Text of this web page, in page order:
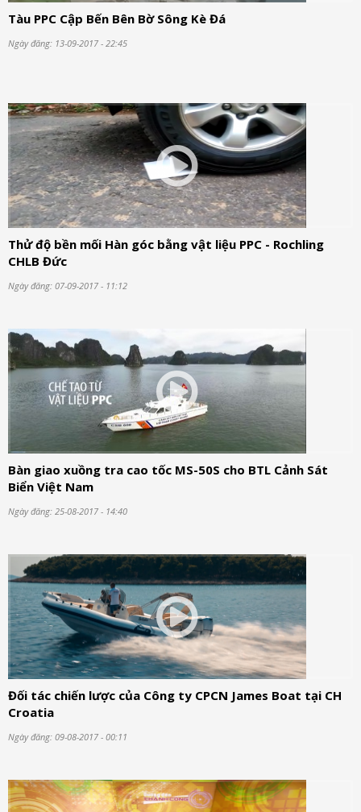
Tàu PPC Cập Bến Bên Bờ Sông Kè Đá
Ngày đăng: 13-09-2017 - 22:45
Thử độ bền mối Hàn góc bằng vật liệu PPC - Rochling
CHLB Đức
Ngày đăng: 07-09-2017 - 11:12
Bàn giao xuồng tra cao tốc MS-50S cho BTL Cảnh Sát
Biển Việt Nam
Ngày đăng: 25-08-2017 - 14:40
Đối tác chiến lược của Công ty CPCN James Boat tại CH
Croatia
Ngày đăng: 09-08-2017 - 00:11